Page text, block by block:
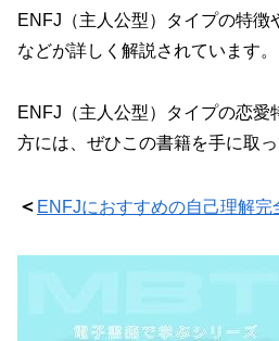
ENFJ（主人公型）タイプの特徴
などが詳しく解説されています。
ENFJ（主人公型）タイプの恋愛
方には、ぜひこの書籍を手に取っ
＜ ENFJにおすすめの自己理解完